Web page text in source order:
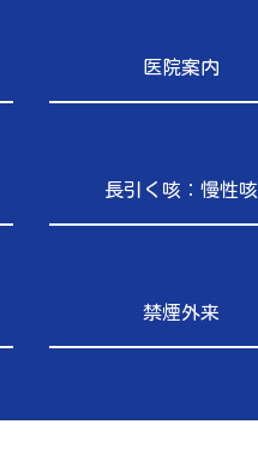
医院案内
長引く咳：慢性咳
禁煙外来